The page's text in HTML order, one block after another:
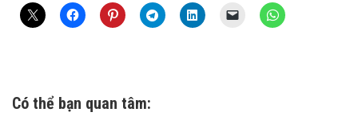
Có thể bạn quan tâm: